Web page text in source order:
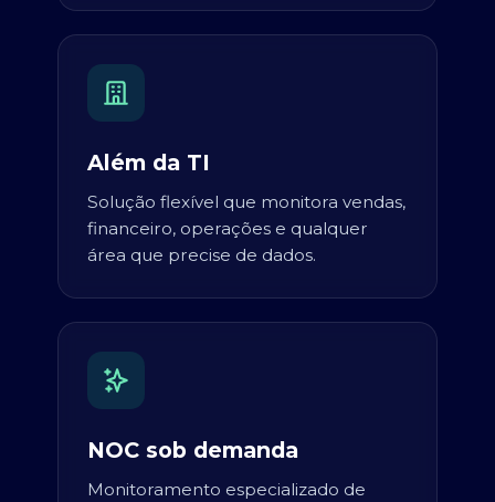
Além da TI
Solução flexível que monitora vendas,
financeiro, operações e qualquer
área que precise de dados.
NOC sob demanda
Monitoramento especializado de